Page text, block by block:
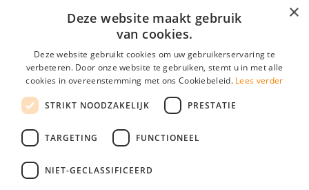
Vacatures
Over Vacatures Overheid Online
YoungCapital IOS App
YoungCapital Android App
Social
×
Deze website maakt gebruik
van cookies.
Deze website gebruikt cookies om uw gebruikerservaring te
verbeteren. Door onze website te gebruiken, stemt u in met alle
cookies in overeenstemming met ons Cookiebeleid. Lees verder
STRIKT NOODZAKELIJK PRESTATIE
TARGETING FUNCTIONEEL
NIET-GECLASSIFICEERD